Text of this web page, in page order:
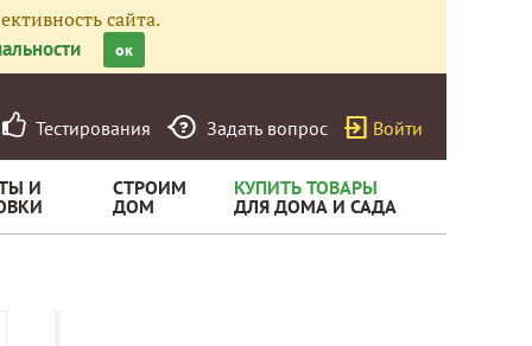
сайта.
ок
Тестирования Задать вопрос Войти
И
СТРОИМ
ДОМ
КУПИТЬ ТОВАРЫ
ДЛЯ ДОМА И САДА